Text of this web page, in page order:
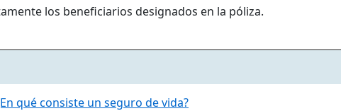
los beneficiarios designados en la póliza.
qué consiste un seguro de vida?